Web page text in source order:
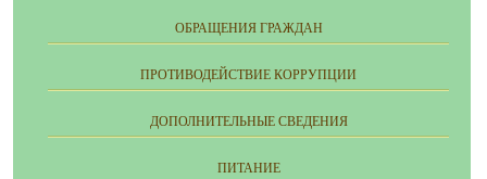
ОБРАЩЕНИЯ ГРАЖДАН
ПРОТИВОДЕЙСТВИЕ КОРРУПЦИИ
ДОПОЛНИТЕЛЬНЫЕ СВЕДЕНИЯ
ПИТАНИЕ